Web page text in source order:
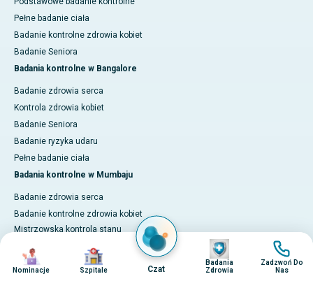
Pełne badanie ciała
Badanie kontrolne zdrowia kobiet
Badanie Seniora
Badania kontrolne w Bangalore
Badanie zdrowia serca
Kontrola zdrowia kobiet
Badanie Seniora
Badanie ryzyka udaru
Pełne badanie ciała
Badania kontrolne w Mumbaju
Badanie zdrowia serca
Badanie kontrolne zdrowia kobiet
Mistrzowska kontrola stanu
Badanie Seniora
Obraz
Nominacje
Obraz
Szpitale Czat
Obraz
Badania
Zdrowia
Obraz
Zadzwoń Do
Nas